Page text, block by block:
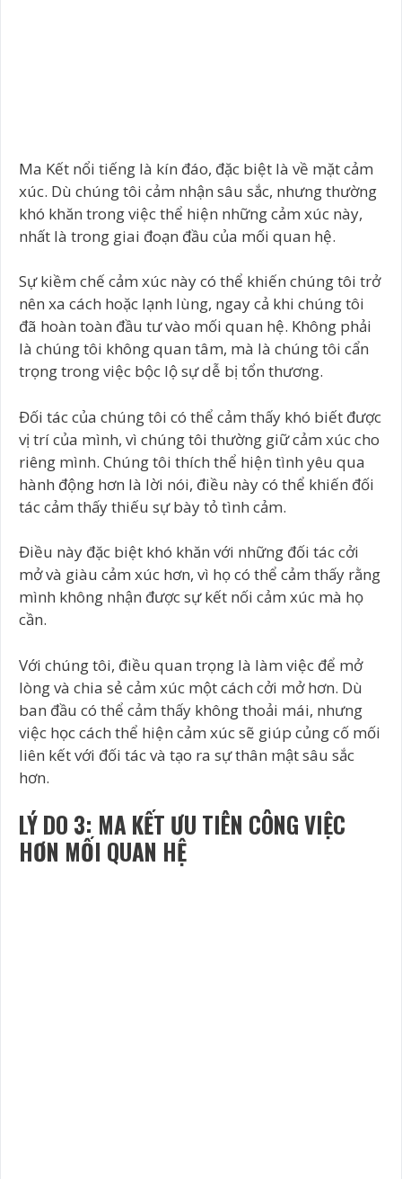
Ma Kết nổi tiếng là kín đáo, đặc biệt là về mặt cảm
xúc. Dù chúng tôi cảm nhận sâu sắc, nhưng thường
khó khăn trong việc thể hiện những cảm xúc này,
nhất là trong giai đoạn đầu của mối quan hệ.
Sự kiềm chế cảm xúc này có thể khiến chúng tôi trở
nên xa cách hoặc lạnh lùng, ngay cả khi chúng tôi
đã hoàn toàn đầu tư vào mối quan hệ. Không phải
là chúng tôi không quan tâm, mà là chúng tôi cẩn
trọng trong việc bộc lộ sự dễ bị tổn thương.
Đối tác của chúng tôi có thể cảm thấy khó biết được
vị trí của mình, vì chúng tôi thường giữ cảm xúc cho
riêng mình. Chúng tôi thích thể hiện tình yêu qua
hành động hơn là lời nói, điều này có thể khiến đối
tác cảm thấy thiếu sự bày tỏ tình cảm.
Điều này đặc biệt khó khăn với những đối tác cởi
mở và giàu cảm xúc hơn, vì họ có thể cảm thấy rằng
mình không nhận được sự kết nối cảm xúc mà họ
cần.
Với chúng tôi, điều quan trọng là làm việc để mở
lòng và chia sẻ cảm xúc một cách cởi mở hơn. Dù
ban đầu có thể cảm thấy không thoải mái, nhưng
việc học cách thể hiện cảm xúc sẽ giúp củng cố mối
liên kết với đối tác và tạo ra sự thân mật sâu sắc
hơn.
LÝ DO 3: MA KẾT ƯU TIÊN CÔNG VIỆC
HƠN MỐI QUAN HỆ